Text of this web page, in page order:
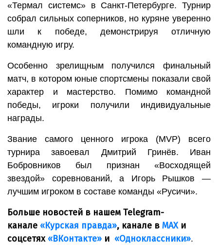
«Термал системс» в Санкт-Петербурге. Турнир
собрал сильных соперников, но куряне уверенно
шли к победе, демонстрируя отличную
командную игру.
Особенно зрелищным получился финальный
матч, в котором юные спортсмены показали свой
характер и мастерство. Помимо командной
победы, игроки получили индивидуальные
награды.
Звание самого ценного игрока (MVP) всего
турнира завоевал Дмитрий Гринёв. Иван
Бобровников был признан «Восходящей
звездой» соревнований, а Игорь Рышков —
лучшим игроком в составе команды «Русичи».
Больше новостей в нашем Telegram-
канале «Курская правда», канале в МАХи
соцсетях «ВКонтакте» и «Одноклассники».